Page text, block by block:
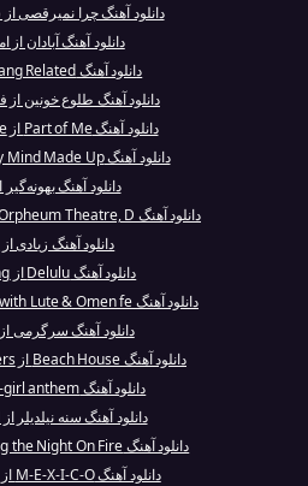
دانلود آهنگ چرا نمیرقصی
دانلود آهنگ آبادان از
دانلود آهنگ Gang Related از Logic
دانلود آهنگ طلوع خونین
دانلود آهنگ Part of Me از Evanescence
دانلود آهنگ Got My Mind Made Up از 2Pac
دانلود آهنگ
دانلود آهنگ She (Live At RKO Orpheum Theatre, D...
دانلود آهنگ زیادی
دانلود آهنگ Delulu از Muni Long
دانلود آهنگ Sleep Deprived (with Lute & Omen fe...
دانلود آهنگ سرگرمی از
دانلود آهنگ Beach House از The Chainsmokers
دانلود آهنگ e-girl anthem از bbno$
دانلود آهنگ سنه نیلدیلر
دانلود آهنگ Setting the Night On Fire از Kane B...
دانلود آهنگ M-E-X-I-C-O از Post Malone